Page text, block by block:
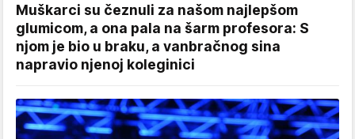
Muškarci su čeznuli za našom najlepšom
glumicom, a ona pala na šarm profesora: S
njom je bio u braku, a vanbračnog sina
napravio njenoj koleginici